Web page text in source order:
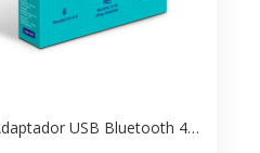
Adaptador USB Bluetooth 4.0 Nano TP-Link UB400 – Conecta Dispositivos sin Drivers